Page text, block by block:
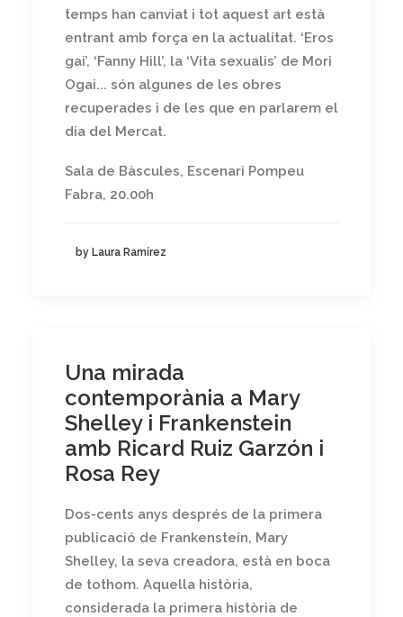
temps han canviat i tot aquest art està
entrant amb força en la actualitat. ‘Eros
gai’, ‘Fanny Hill’, la ‘Vita sexualis’ de Mori
Ogai... són algunes de les obres
recuperades i de les que en parlarem el
dia del Mercat.
Sala de Bàscules, Escenari Pompeu
Fabra, 20.00h
by Laura Ramírez
Una mirada
contemporània a Mary
Shelley i Frankenstein
amb Ricard Ruiz Garzón i
Rosa Rey
Dos-cents anys després de la primera
publicació de Frankenstein, Mary
Shelley, la seva creadora, està en boca
de tothom. Aquella història,
considerada la primera història de